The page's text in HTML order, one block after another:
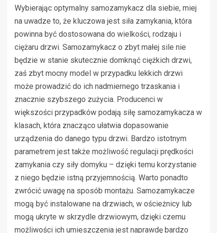
Wybierając optymalny samozamykacz dla siebie, miej
na uwadze to, że kluczowa jest siła zamykania, która
powinna być dostosowana do wielkości, rodzaju i
ciężaru drzwi. Samozamykacz o zbyt małej sile nie
będzie w stanie skutecznie domknąć ciężkich drzwi,
zaś zbyt mocny model w przypadku lekkich drzwi
może prowadzić do ich nadmiernego trzaskania i
znacznie szybszego zużycia. Producenci w
większości przypadków podają siłę samozamykacza w
klasach, która znacząco ułatwia dopasowanie
urządzenia do danego typu drzwi. Bardzo istotnym
parametrem jest także możliwość regulacji prędkości
zamykania czy siły domyku – dzięki temu korzystanie
z niego będzie istną przyjemnością. Warto ponadto
zwrócić uwagę na sposób montażu. Samozamykacze
mogą być instalowane na drzwiach, w ościeżnicy lub
mogą ukryte w skrzydle drzwiowym, dzięki czemu
możliwości ich umieszczenia jest naprawdę bardzo